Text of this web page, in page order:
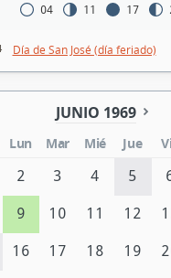
04 11 17
Día de San José (día feriado)
JUNIO 1969
Lun Mar Mié Jue
2 3 4 5
9 10 11 12
16 17 18 19